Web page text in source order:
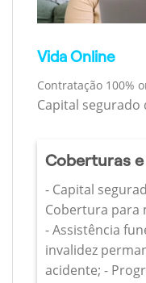
Vida Online
Contratação 100%
Capital segurado
Coberturas
- Capital
Cobertura para
- Assistência
invalidez
acidente; -